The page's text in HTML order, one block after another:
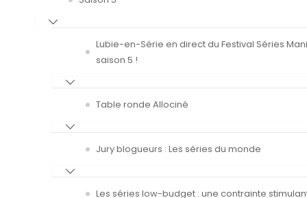
Lubie-en-Série en direct du Festival Séries
saison 5 !
Table ronde Allociné
Jury blogueurs : Les séries du monde
Les séries low-budget : une contrainte